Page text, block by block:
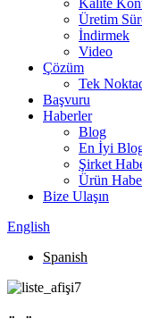
Kalite
Üretim
İndirmek
Video
Çözüm
Tek
Başvuru
Haberler
Blog
En İyi
Şirket
Ürün
Bize Ulaşın
English
Spanish